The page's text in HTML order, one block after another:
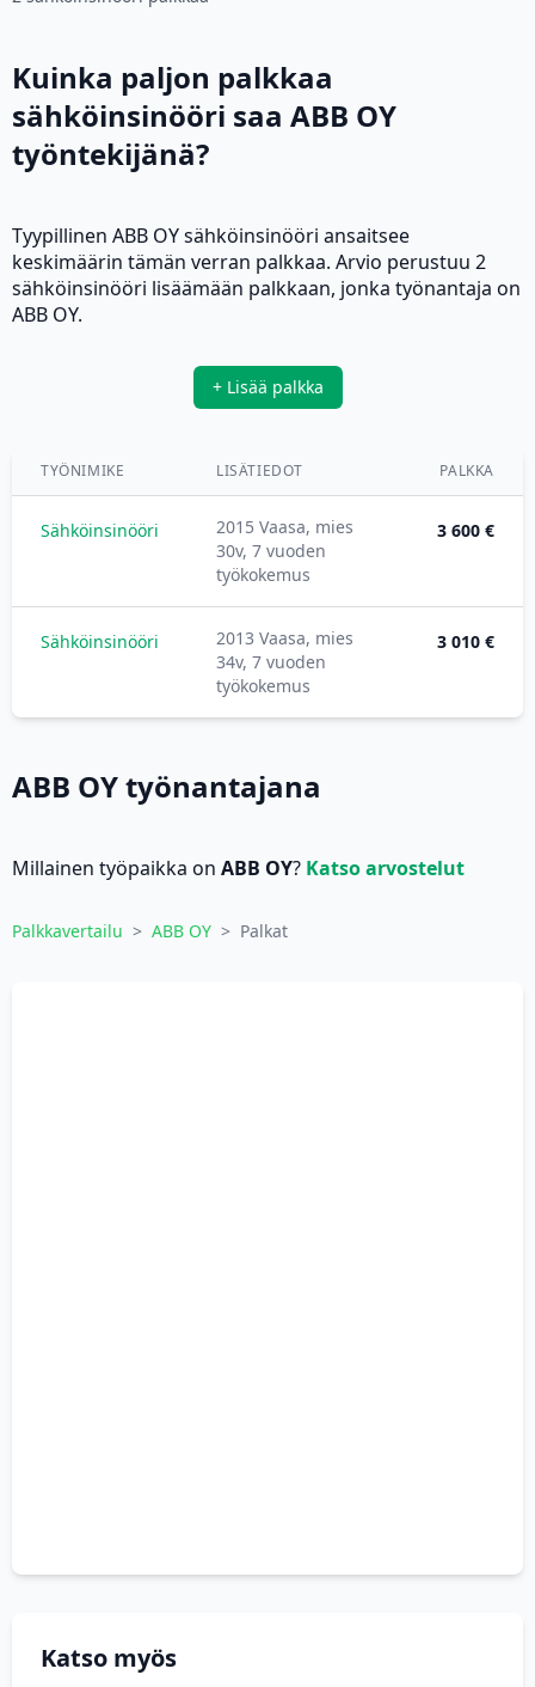
Kuinka paljon palkkaa
sähköinsinööri saa ABB OY
työntekijänä?
Tyypillinen ABB OY sähköinsinööri ansaitsee
keskimäärin tämän verran palkkaa. Arvio perustuu 2
sähköinsinööri lisäämään palkkaan, jonka työnantaja on
ABB OY.
+ Lisää palkka
TYÖNIMIKE LISÄTIEDOT PALKKA
Sähköinsinööri
2015 Vaasa, mies
30v, 7 vuoden
työkokemus
3 600 €
Sähköinsinööri
2013 Vaasa, mies
34v, 7 vuoden
työkokemus
3 010 €
ABB OY työnantajana
Millainen työpaikka on ABB OY? Katso arvostelut
Palkkavertailu > ABB OY > Palkat
Katso myös